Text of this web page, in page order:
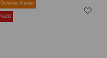
Ücretsiz Kargo
%20